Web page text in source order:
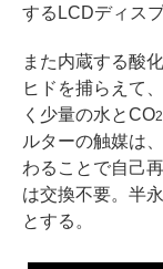
するLCDディス
また内蔵する酸
ヒドを捕らえて
く少量の水とCO2
ルターの触媒は
わることで自己
は交換不要。半
とする。